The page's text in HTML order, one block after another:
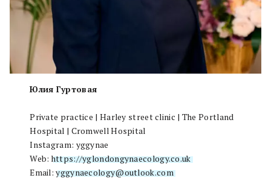
Юлия Гуртовая
Private practice | Harley street clinic | The Portland
Hospital | Cromwell Hospital
Instagram: yggynae
Web:https://yglondongynaecology.co.uk
Email:yggynaecology@outlook.com